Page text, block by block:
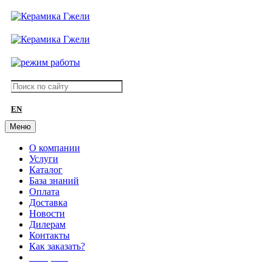
EN
Меню
О компании
Услуги
Каталог
База знаний
Оплата
Доставка
Новости
Дилерам
Контакты
Как заказать?